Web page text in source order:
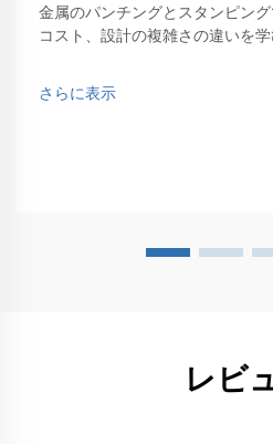
金属のパンチングとスタンピング
コスト、設計の複雑さの違いを
さらに表示
レビ